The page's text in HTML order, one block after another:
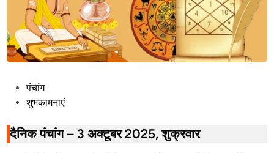
श
ह
रा
र
भे
शु
t
e
पंचांग
शुभकामनाएं
दैनिक पंचांग – 3 अक्टूबर 2025, शुक्रवार